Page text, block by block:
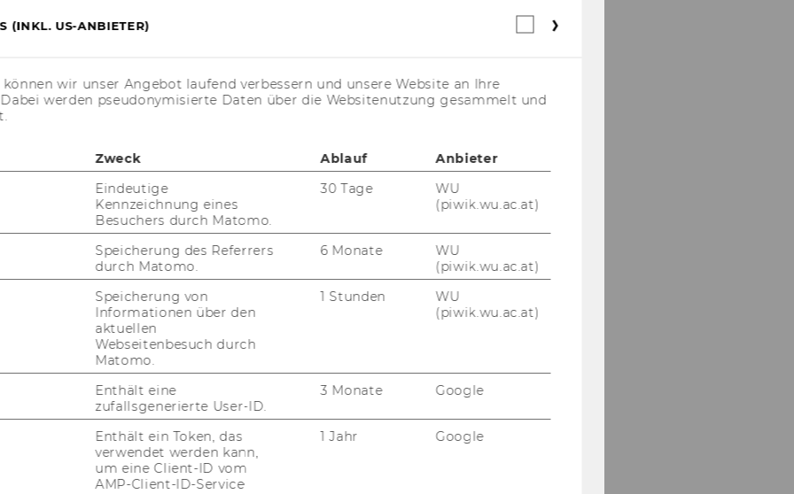
Studienerfolg im Zivil- und
am wissenschaftlichen Arbeiten,
und Fremdsprachenkenntnisse
Homepage unterwww.wu.ac.at/jobs
befristet bis 31.08.2017eine Stelle eines
(Angestellte/r gemäß Kollektivvertrag
Universitäten, monatliches Entgelt:
(INKL. US-ANBIETER)
Webstatistik
wir unser Angebot laufend verbessern und unsere Website an Ihre
werden pseudonymisierte Daten über die Websitenutzung gesammelt und
Zweck Ablauf
Anbieter
Eindeutige
Kennzeichnung eines
Besuchers durch Matomo.
30 Tage
WU
(piwik.wu.ac.at)
Speicherung des Referrers
durch Matomo.
6 Monate
WU
(piwik.wu.ac.at)
Speicherung von
Informationen über den
aktuellen
Webseitenbesuch durch
Matomo.
1 Stunden
WU
(piwik.wu.ac.at)
Enthält eine
zufallsgenerierte User-ID.
3 Monate Google
Enthält ein Token, das
verwendet werden kann,
um eine Client-ID vom
AMP-Client-ID-Service
1 Jahr Google